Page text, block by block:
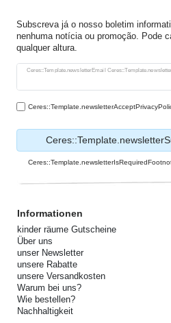
Subscreva já o nosso boletim
nenhuma notícia ou promoção. Pode
qualquer altura.
Ceres::Template.newsletterEmail
Informationen
kinder räume Gutscheine
Über uns
unser Newsletter
unsere Rabatte
unsere Versandkosten
Warum bei uns?
Wie bestellen?
Nachhaltigkeit